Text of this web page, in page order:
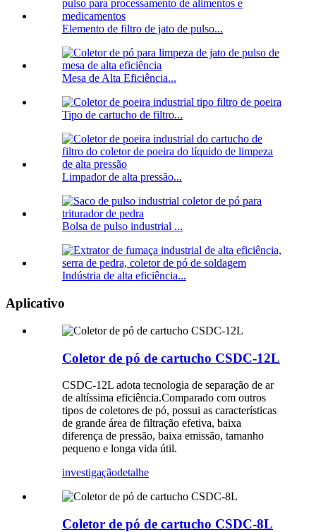
Elemento de filtro de jato de pulso...
Mesa de Alta Eficiência...
Tipo de cartucho de filtro...
Limpador de alta pressão...
Bolsa de pulso industrial ...
Indústria de alta eficiência...
Aplicativo
Coletor de pó de cartucho CSDC-12L
CSDC-12L adota tecnologia de separação de ar
de altíssima eficiência.Comparado com outros
tipos de coletores de pó, possui as características
de grande área de filtração efetiva, baixa
diferença de pressão, baixa emissão, tamanho
pequeno e longa vida útil.
investigaçãodetalhe
Coletor de pó de cartucho CSDC-8L